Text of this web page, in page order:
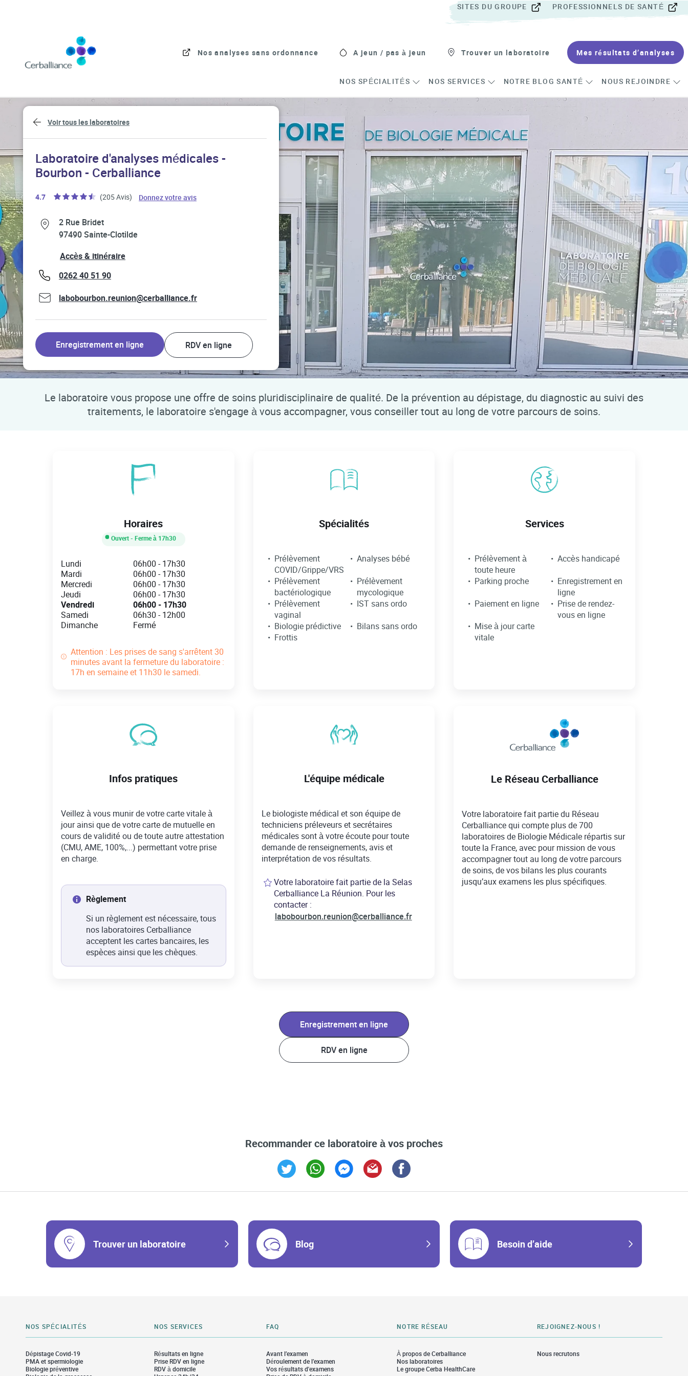
SITES DU GROUPE PROFESSIONNELS DE SANTÉ
Link to main website
Nos analyses sans ordonnance A jeun / pas à jeun Trouver un laboratoire Mes résultats d’analyses
NOS SPÉCIALITÉS NOS SERVICES NOTRE BLOG SANTÉ NOUS REJOINDRE
Return to Nav
Voir tous les laboratoires
Laboratoire d'analyses médicales -
Bourbon - Cerballiance
4.7 (205 Avis)
Link Opens in New Tab Donnez votre avisLink Opens in New Tab
2 Rue Bridet
97490Sainte-Clotilde
Link Opens in New Tab
Accès & itinéraireLink Opens in New Tab
phone
0262 40 51 90
labobourbon.reunion@cerballiance.fr
Enregistrement en ligne RDV en ligne
Le laboratoire vous propose une offre de soins pluridisciplinaire de qualité. De la prévention au dépistage, du diagnostic au suivi des
traitements, le laboratoire s'engage à vous accompagner, vous conseiller tout au long de votre parcours de soins.
Horaires
Ouvert- Ferme à 17h30
Day of the Week Hours
Lundi 06h00 -17h30
Mardi
06h00 -17h30
Mercredi
06h00 -17h30
Jeudi
06h00 -17h30
Vendredi
06h00- 17h30
Samedi
06h30 -12h00
Dimanche
Fermé
Attention : Les prises de sang s'arrêtent 30
minutes avant la fermeture du laboratoire :
17h en semaine et 11h30 le samedi.
Spécialités
Prélèvement
COVID/Grippe/VRS
Analyses bébé
Prélèvement
bactériologique
Prélèvement
mycologique
Prélèvement
vaginal
IST sans ordo
Biologie prédictive
Bilans sans ordo
Frottis
Services
Prélèvement à
toute heure
Accès handicapé
Parking proche
Enregistrement en
ligne
Paiement en ligne
Prise de rendez-
vous en ligne
Mise à jour carte
vitale
Infos pratiques
Veillez à vous munir de votre carte vitale à
jour ainsi que de votre carte de mutuelle en
cours de validité ou de toute autre attestation
(CMU, AME, 100%,...) permettant votre prise
en charge.
Règlement
Si un règlement est nécessaire, tous
nos laboratoires Cerballiance
acceptent les cartes bancaires, les
espèces ainsi que les chèques.
L'équipe médicale
Le biologiste médical et son équipe de
techniciens préleveurs et secrétaires
médicales sont à votre écoute pour toute
demande de renseignements, avis et
interprétation de vos résultats.
Votre laboratoire fait partie de la Selas
Cerballiance La Réunion. Pour les
contacter :
labobourbon.reunion@cerballiance.fr
Le Réseau Cerballiance
Votre laboratoire fait partie du Réseau
Cerballiance qui compte plus de 700
laboratoires de Biologie Médicale répartis sur
toute la France, avec pour mission de vous
accompagner tout au long de votre parcours
de soins, de vos bilans les plus courants
jusqu’aux examens les plus spécifiques.
Enregistrement en ligne
RDV en ligne
Recommander ce laboratoire à vos proches
Trouver un laboratoire Blog Besoin d’aide
NOS SPÉCIALITÉS
Dépistage Covid-19
PMA et spermiologie
Biologie préventive
NOS SERVICES
Résultats en ligne
Prise RDV en ligne
RDV à domicile
FAQ
Avant l’examen
Déroulement de l’examen
Vos résultats d'examens
NOTRE RÉSEAU
À propos de Cerballiance
Nos laboratoires
Le groupe Cerba HealthCare
REJOIGNEZ-NOUS !
Nous recrutons